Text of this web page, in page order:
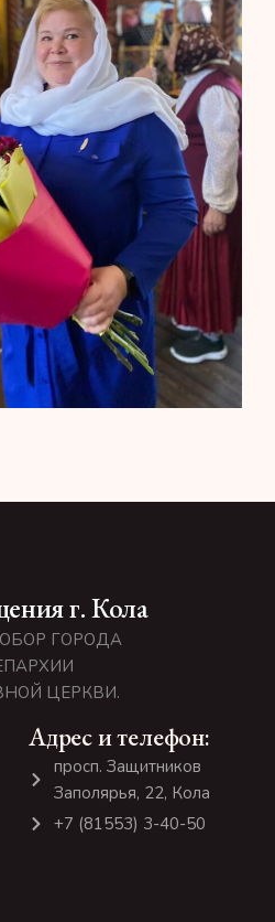
г. Кола
ГОРОДА
ЦЕРКВИ.
Адрес и телефон:
просп. Защитников
Заполярья, 22, Кола
+7 (81553) 3-40-50